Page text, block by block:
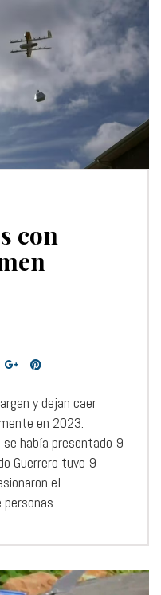
con
y dejan caer
en 2023:
había presentado 9
Guerrero tuvo 9
el